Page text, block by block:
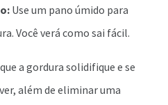
Use um pano úmido para
Você verá como sai fácil.
a gordura solidifique e se
além de eliminar uma